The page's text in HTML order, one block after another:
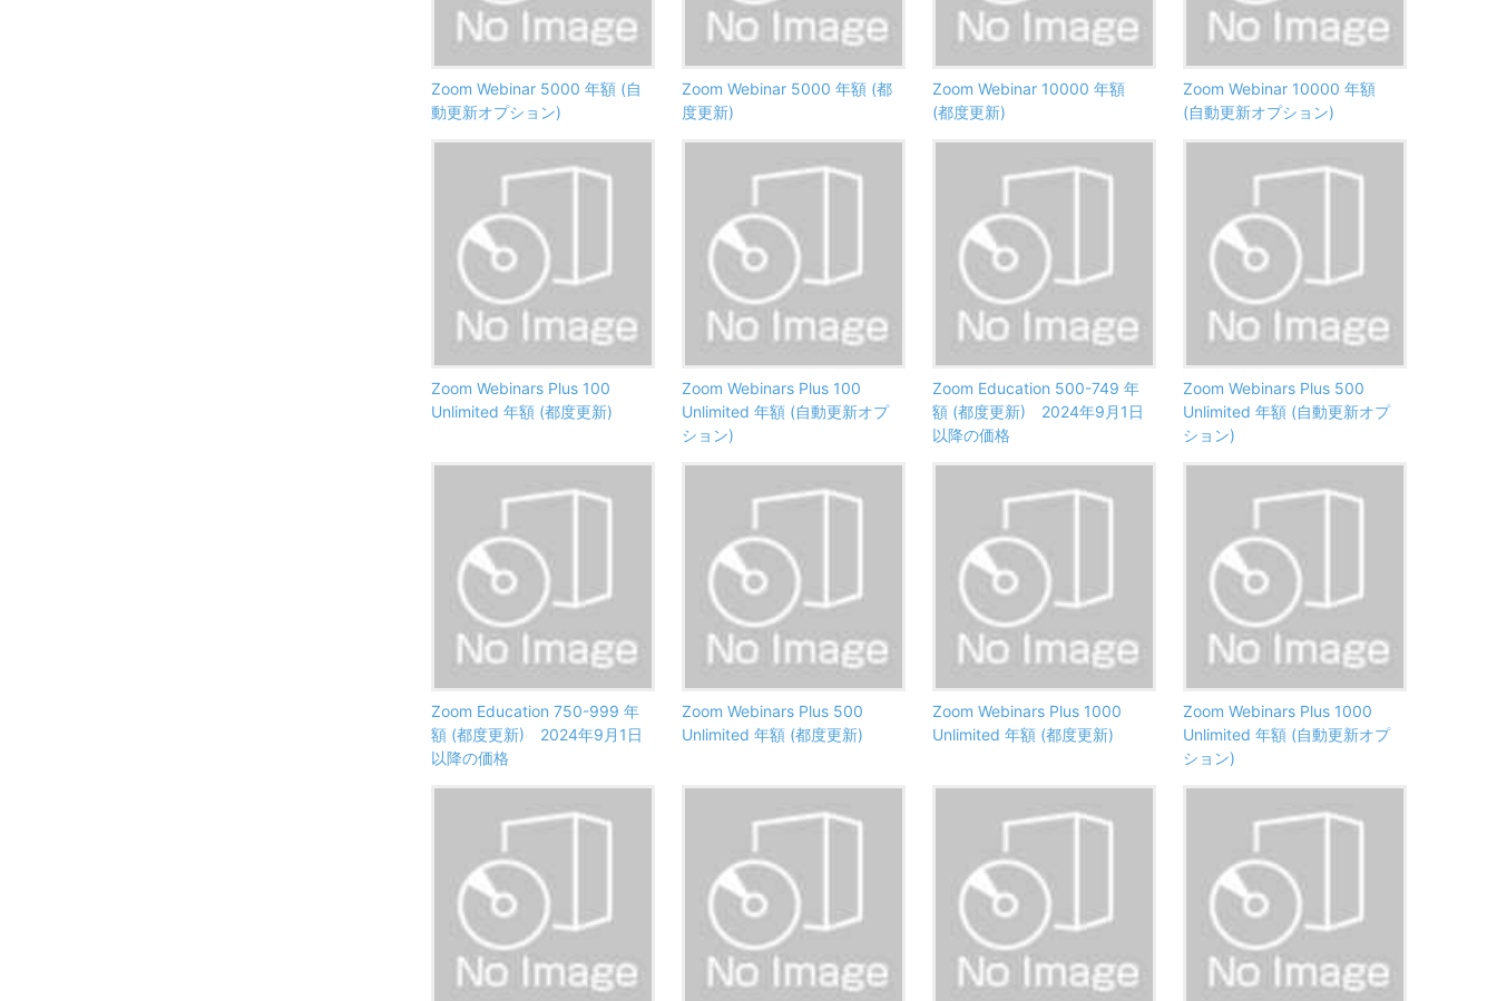
Zoom Webinar 5000 年額 (自
動更新オプション)
Zoom Webinar 5000 年額 (都
度更新)
Zoom Webinar 10000 年額
(都度更新)
Zoom Webinar 10000 年額
(自動更新オプション)
Zoom Webinars Plus 100
Unlimited 年額 (都度更新)
Zoom Webinars Plus 100
Unlimited 年額 (自動更新オプ
ション)
Zoom Education 500-749 年
額 (都度更新) 2024年9月1日
以降の価格
Zoom Webinars Plus 500
Unlimited 年額 (自動更新オプ
ション)
Zoom Education 750-999 年
額 (都度更新) 2024年9月1日
以降の価格
Zoom Webinars Plus 500
Unlimited 年額 (都度更新)
Zoom Webinars Plus 1000
Unlimited 年額 (都度更新)
Zoom Webinars Plus 1000
Unlimited 年額 (自動更新オプ
ション)